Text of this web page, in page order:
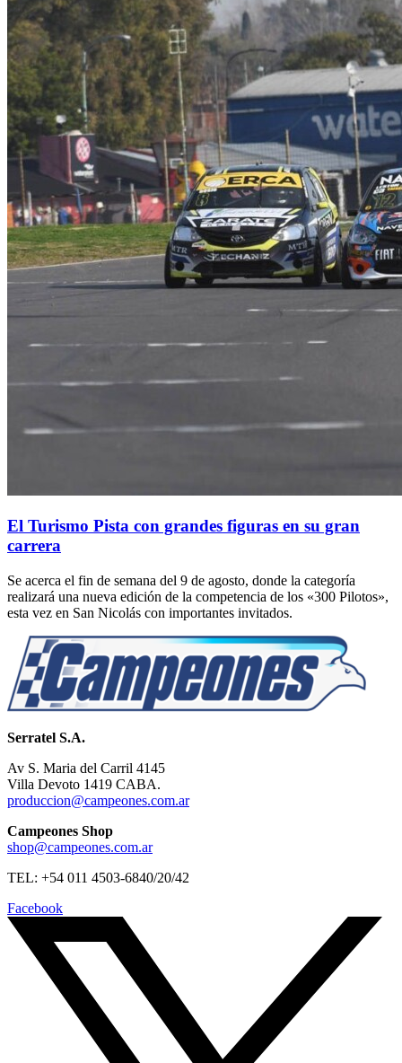
El Turismo Pista con grandes figuras en su gran
carrera
Se acerca el fin de semana del 9 de agosto, donde la categoría
realizará una nueva edición de la competencia de los «300 Pilotos»,
esta vez en San Nicolás con importantes invitados.
Serratel S.A.
Av S. Maria del Carril 4145
Villa Devoto 1419 CABA.
produccion@campeones.com.ar
Campeones Shop
shop@campeones.com.ar
TEL: +54 011 4503-6840/20/42
Facebook